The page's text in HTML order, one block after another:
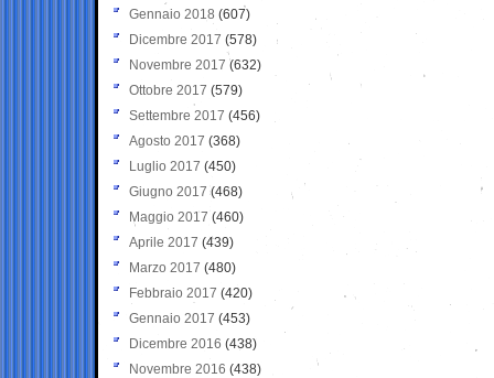
Gennaio 2018 (607)
Dicembre 2017 (578)
Novembre 2017 (632)
Ottobre 2017 (579)
Settembre 2017 (456)
Agosto 2017 (368)
Luglio 2017 (450)
Giugno 2017 (468)
Maggio 2017 (460)
Aprile 2017 (439)
Marzo 2017 (480)
Febbraio 2017 (420)
Gennaio 2017 (453)
Dicembre 2016 (438)
Novembre 2016 (438)